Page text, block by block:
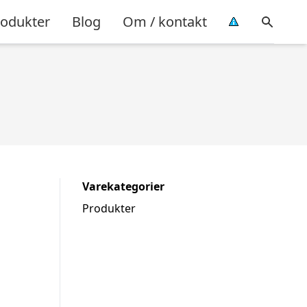
Blog Om / kontakt
Varekategorier
Produkter